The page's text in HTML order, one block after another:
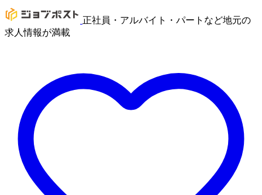
正社員・アルバイト・パートなど地元の
求人情報が満載